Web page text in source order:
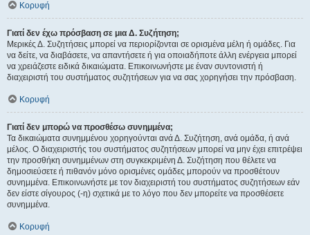
Κορυφή
Γιατί δεν έχω πρόσβαση σε μια Δ. Συζήτηση;
Μερικές Δ. Συζητήσεις μπορεί να περιορίζονται σε ορισμένα μέλη ή ομάδες. Για
να δείτε, να διαβάσετε, να απαντήσετε ή για οποιαδήποτε άλλη ενέργεια μπορεί
να χρειάζεστε ειδικά δικαιώματα. Επικοινωνήστε με έναν συντονιστή ή
διαχειριστή του συστήματος συζητήσεων για να σας χορηγήσει την πρόσβαση.
Κορυφή
Γιατί δεν μπορώ να προσθέσω συνημμένα;
Τα δικαιώματα συνημμένου χορηγούνται ανά Δ. Συζήτηση, ανά ομάδα, ή ανά
μέλος. Ο διαχειριστής του συστήματος συζητήσεων μπορεί να μην έχει επιτρέψει
την προσθήκη συνημμένων στη συγκεκριμένη Δ. Συζήτηση που θέλετε να
δημοσιεύσετε ή πιθανόν μόνο ορισμένες ομάδες μπορούν να προσθέτουν
συνημμένα. Επικοινωνήστε με τον διαχειριστή του συστήματος συζητήσεων εάν
δεν είστε σίγουρος (-η) σχετικά με το λόγο που δεν μπορείτε να προσθέσετε
συνημμένα.
Κορυφή